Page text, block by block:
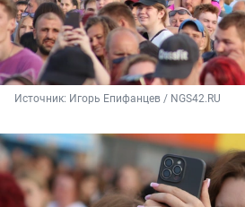
Источник: Игорь Епифанцев / NGS42.RU